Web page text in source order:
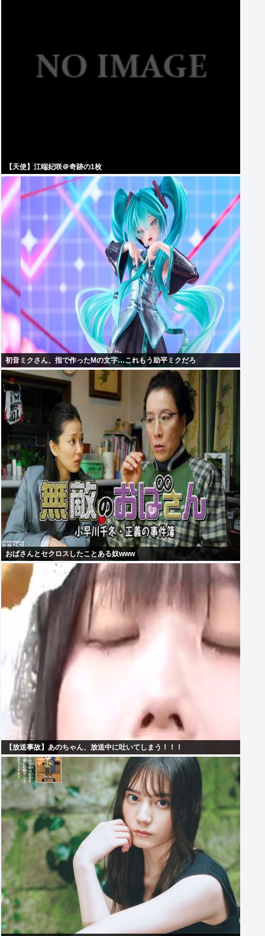
【天使】江端妃咲＠奇跡の1枚
初音ミクさん、指で作ったMの文字…これもう助平ミクだろ
おばさんとセクロスしたことある奴www
【放送事故】あのちゃん、放送中に吐いてしまう！！！